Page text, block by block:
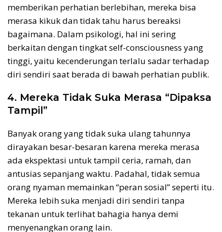
memberikan perhatian berlebihan, mereka bisa
merasa kikuk dan tidak tahu harus bereaksi
bagaimana. Dalam psikologi, hal ini sering
berkaitan dengan tingkat self-consciousness yang
tinggi, yaitu kecenderungan terlalu sadar terhadap
diri sendiri saat berada di bawah perhatian publik.
4. Mereka Tidak Suka Merasa “Dipaksa
Tampil”
Banyak orang yang tidak suka ulang tahunnya
dirayakan besar-besaran karena mereka merasa
ada ekspektasi untuk tampil ceria, ramah, dan
antusias sepanjang waktu. Padahal, tidak semua
orang nyaman memainkan “peran sosial” seperti itu.
Mereka lebih suka menjadi diri sendiri tanpa
tekanan untuk terlihat bahagia hanya demi
menyenangkan orang lain.